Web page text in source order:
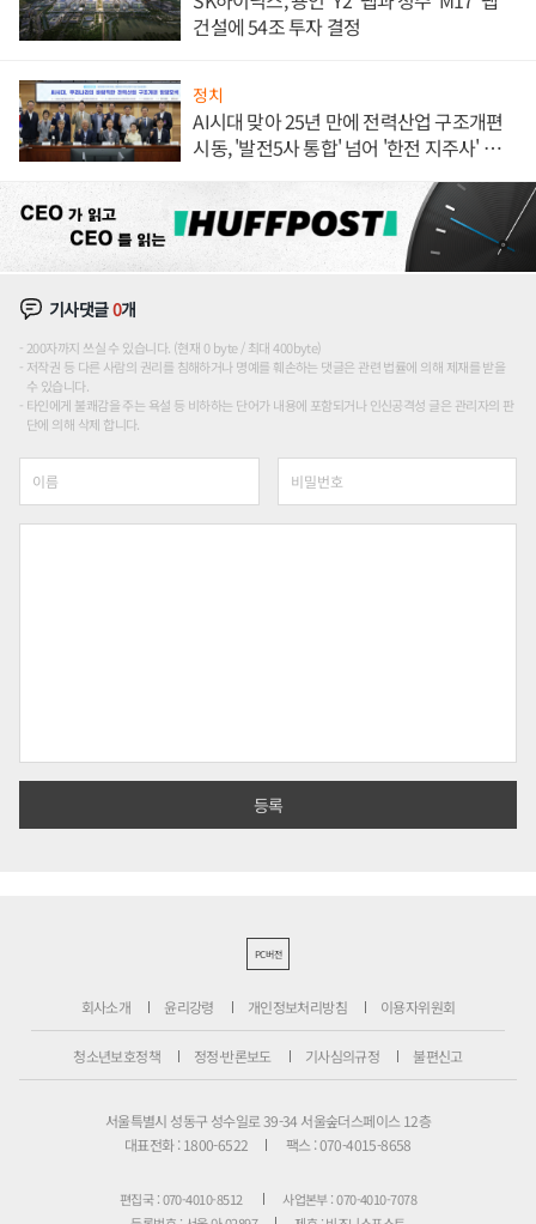
건설에 54조 투자 결정
정치
AI시대 맞아 25년 만에 전력산업 구조개편
시동, '발전5사 통합' 넘어 '한전 지주사' 재편
기사댓글0개
200자까지 쓰실 수 있습니다. (현재 0 byte / 최대 400byte)
저작권 등 다른 사람의 권리를 침해하거나 명예를 훼손하는 댓글은 관련 법률에 의해 제재를 받을
수 있습니다.
타인에게 불쾌감을 주는 욕설 등 비하하는 단어가 내용에 포함되거나 인신공격성 글은 관리자의 판
단에 의해 삭제 합니다.
PC버전
회사소개 윤리강령 개인정보처리방침 이용자위원회
청소년보호정책 정정·반론보도 기사심의규정 불편신고
서울특별시 성동구 성수일로 39-34 서울숲더스페이스 12층
대표전화 : 1800-6522
팩스 : 070-4015-8658
편집국 : 070-4010-8512
사업본부 : 070-4010-7078